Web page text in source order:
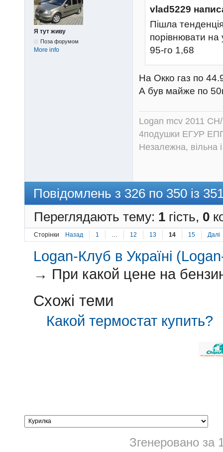
Я тут живу
Поза форумом
More info
vlad5229
Пішла
порівнювати на
95-го 1,68
На Окко газ по
А був майже по
Logan mcv 2011
4подушки ЕГУР
Незалежна, вільна
Повідомлень з 326 по 350 із
Переглядають тему: 1 гість, 0
Сторінки Назад 1 … 12 13 14 15 Далі
Logan-Клуб в Україні
→ При какой цене на
Схожі теми
Какой термостат купить?
Згенеровано за